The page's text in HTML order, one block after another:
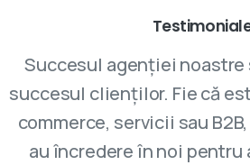
Succesul agenției noastre
succesul clienților. Fie că
commerce, servicii sau
au încredere în noi pentru